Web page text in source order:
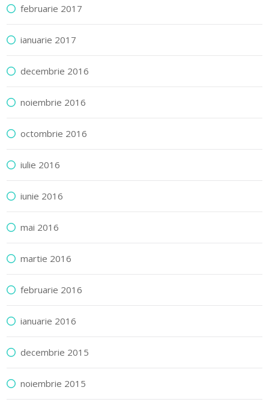
februarie 2017
ianuarie 2017
decembrie 2016
noiembrie 2016
octombrie 2016
iulie 2016
iunie 2016
mai 2016
martie 2016
februarie 2016
ianuarie 2016
decembrie 2015
noiembrie 2015